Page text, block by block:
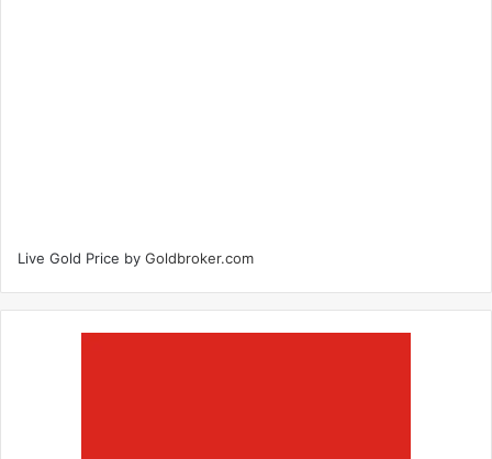
Live Gold Price by Goldbroker.com